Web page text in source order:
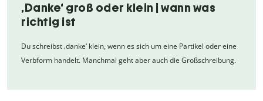
‚Danke‘ groß oder klein | wann was
richtig ist
Du schreibst ‚danke‘ klein, wenn es sich um eine Partikel oder eine
Verbform handelt. Manchmal geht aber auch die Großschreibung.